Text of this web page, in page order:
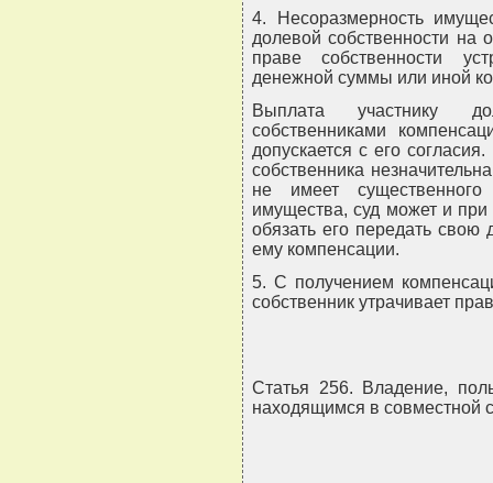
4. Несоразмерность
долевой собственности на
праве собственности
денежной суммы или иной
Выплата участнику
собственниками
допускается с его
собственника
не имеет
имущества, суд может и при
обязать его передать
ему компенсации.
5. С получением
собственник утрачивает
Статья 256. Владение,
находящимся в совместной